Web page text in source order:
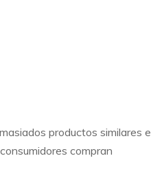
productos similares
compran